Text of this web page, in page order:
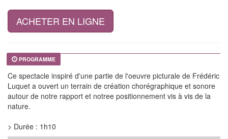
ACHETER EN LIGNE
PROGRAMME
Ce spectacle inspiré d'une partie de l'oeuvre picturale de Frédéric
Luquet a ouvert un terrain de création chorégraphique et sonore
autour de notre rapport et notree positionnement vis à vis de la
nature.
> Durée : 1h10